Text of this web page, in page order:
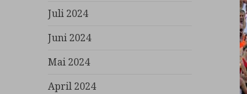
Juli 2024
Juni 2024
Mai 2024
April 2024